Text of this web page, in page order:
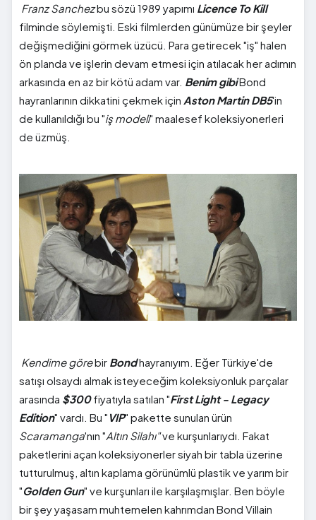
Franz Sanchezbu sözü 1989 yapımı Licence To Kill
filminde söylemişti. Eski filmlerden günümüze bir şeyler
değişmediğini görmek üzücü. Para getirecek "iş" halen
ön planda ve işlerin devam etmesi için atılacak her adımın
arkasında en az bir kötü adam var. Benim gibiBond
hayranlarının dikkatini çekmek için Aston Martin DB5'in
de kullanıldığı bu "iş modeli" maalesef koleksiyonerleri
de üzmüş.
Kendime görebir Bondhayranıyım. Eğer Türkiye'de
satışı olsaydı almak isteyeceğim koleksiyonluk parçalar
arasında $300fiyatıyla satılan "First Light - Legacy
Edition" vardı. Bu " VIP" pakette sunulan ürün
Scaramanga'nın "Altın Silahı"ve kurşunlarıydı. Fakat
paketlerini açan koleksiyonerler siyah bir tabla üzerine
tutturulmuş, altın kaplama görünümlü plastik ve yarım bir
"Golden Gun" ve kurşunları ile karşılaşmışlar. Ben böyle
bir şey yaşasam muhtemelen kahrımdan Bond Villain